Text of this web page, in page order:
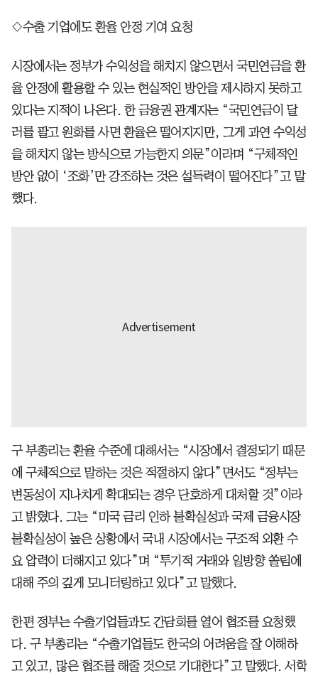
◇수출 기업에도 환율 안정 기여 요청
시장에서는 정부가 수익성을 해치지 않으면서 국민연금을 환
율 안정에 활용할 수 있는 현실적인 방안을 제시하지 못하고
있다는 지적이 나온다. 한 금융권 관계자는 “국민연금이 달
러를 팔고 원화를 사면 환율은 떨어지지만, 그게 과연 수익성
을 해치지 않는 방식으로 가능한지 의문”이라며 “구체적인
방안 없이 ‘조화’만 강조하는 것은 설득력이 떨어진다”고 말
했다.
구 부총리는 환율 수준에 대해서는 “시장에서 결정되기 때문
에 구체적으로 말하는 것은 적절하지 않다”면서도 “정부는
변동성이 지나치게 확대되는 경우 단호하게 대처할 것”이라
고 밝혔다. 그는 “미국 금리 인하 불확실성과 국제 금융시장
불확실성이 높은 상황에서 국내 시장에서는 구조적 외환 수
요 압력이 더해지고 있다”며 “투기적 거래와 일방향 쏠림에
대해 주의 깊게 모니터링하고 있다”고 말했다.
한편 정부는 수출기업들과도 간담회를 열어 협조를 요청했
다. 구 부총리는 “수출기업들도 한국의 어려움을 잘 이해하
고 있고, 많은 협조를 해줄 것으로 기대한다”고 말했다. 서학